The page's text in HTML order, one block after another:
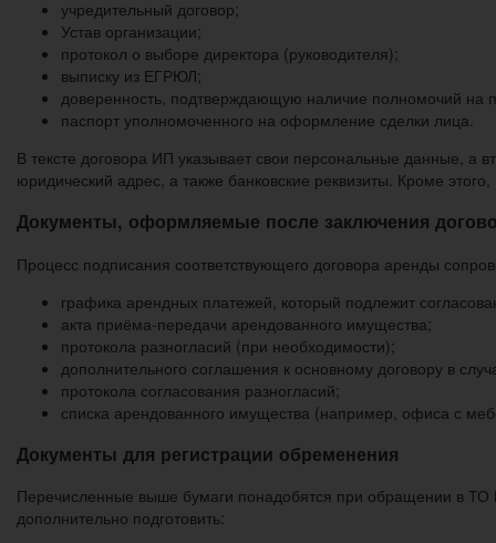
учредительный договор;
Устав организации;
протокол о выборе директора (руководителя);
выписку из ЕГРЮЛ;
доверенность, подтверждающую наличие полномочий на
паспорт уполномоченного на оформление сделки лица.
В тексте договора ИП указывает свои персональные данные, а
юридический адрес, а также банковские реквизиты. Кроме
Документы, оформляемые после заключения
Процесс подписания соответствующего договора аренды
графика арендных платежей, который подлежит
акта приёма-передачи арендованного имущества;
протокола разногласий (при необходимости);
дополнительного соглашения к основному договору в
протокола согласования разногласий;
списка арендованного имущества (например, офиса с
Документы для регистрации обременения
Перечисленные выше бумаги понадобятся при обращении в ТО
дополнительно подготовить: